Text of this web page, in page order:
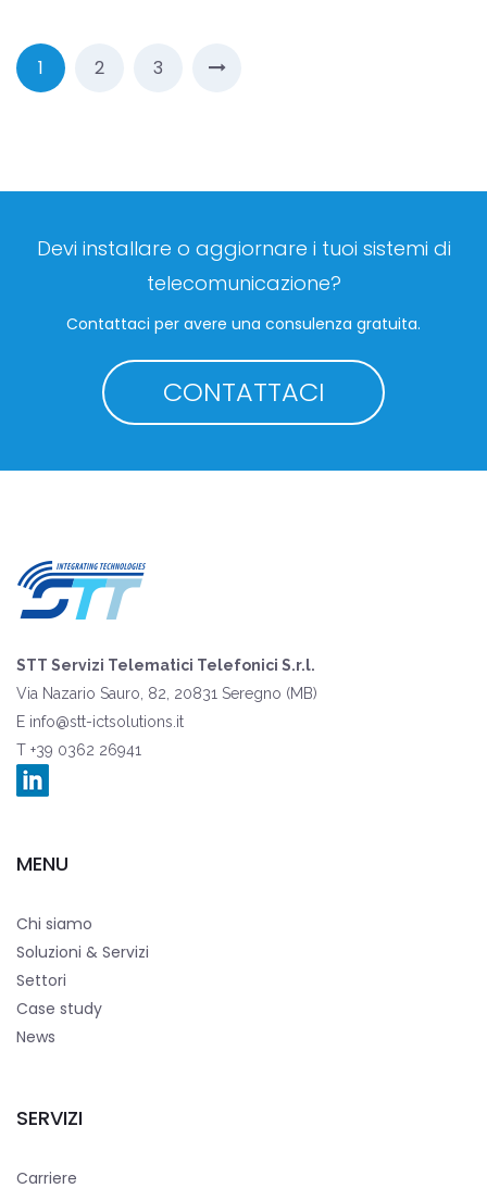
1 2 3
Devi installare o aggiornare i tuoi sistemi di
telecomunicazione?
Contattaci per avere una consulenza gratuita.
CONTATTACI
STT Servizi Telematici Telefonici S.r.l.
Via Nazario Sauro, 82, 20831 Seregno (MB)
E info@stt-ictsolutions.it
T +39 0362 26941
MENU
Chi siamo
Soluzioni & Servizi
Settori
Case study
News
SERVIZI
Carriere